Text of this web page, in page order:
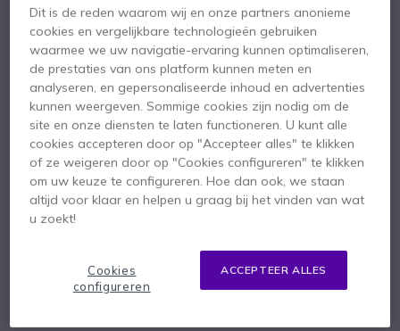
30 meter draadloos bereik
Actieve geluidsisolatie
SafeTone technologievoor gehoorbescherming
Tot 24 uur batterijduur
Samenhang met twee apparaten tegelijk
Lichtgewicht en duurzaam ontwerp
Toon meer
Meegeleverd in de doos
Jabra Evolve 65 TE stereo headset
Oplaadstation
USB-A naar USB-C oplaadkabel
Jabra Link 390a USB-adapter
Beschermhoes
Dit is de reden waarom wij en onze partners anonieme
cookies en vergelijkbare technologieën gebruiken
waarmee we uw navigatie-ervaring kunnen optimaliseren,
de prestaties van ons platform kunnen meten en
analyseren, en gepersonaliseerde inhoud en advertenties
kunnen weergeven. Sommige cookies zijn nodig om de
site en onze diensten te laten functioneren. U kunt alle
cookies accepteren door op "Accepteer alles" te klikken
of ze weigeren door op "Cookies configureren" te klikken
om uw keuze te configureren. Hoe dan ook, we staan
altijd voor klaar en helpen u graag bij het vinden van wat
u zoekt!
ACCEPTEER ALLES
Cookies
configureren